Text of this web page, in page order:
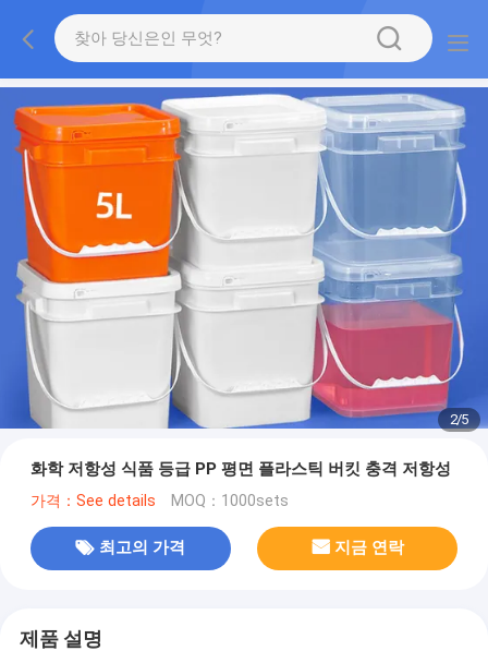
2/5
화학 저항성 식품 등급 PP 평면 플라스틱 버킷 충격 저항성
가격：See details MOQ：1000sets
최고의 가격 지금 연락
제품 설명